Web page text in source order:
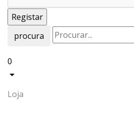
procura
0
Loja